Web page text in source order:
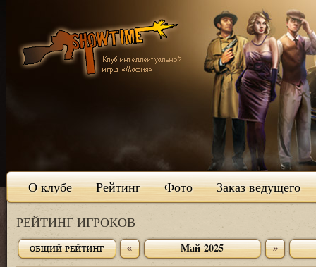
О клубе Рейтинг Фото Заказ ведущего
РЕЙТИНГ ИГРОКОВ
Май 2025